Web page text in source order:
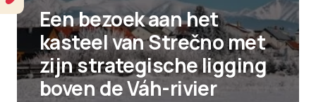
Een bezoek aan het
kasteel van Strečno met
zijn strategische ligging
boven de Váh-rivier